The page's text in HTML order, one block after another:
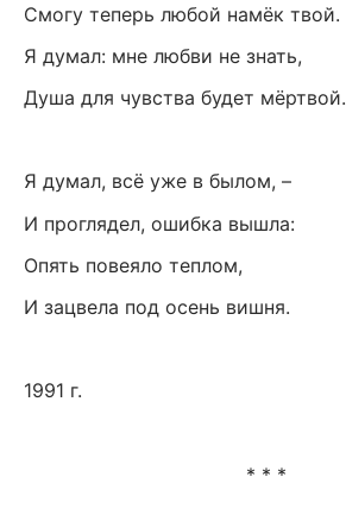
Смогу теперь любой намёк твой.
Я думал: мне любви не знать,
Душа для чувства будет мёртвой.
Я думал, всё уже в былом, –
И проглядел, ошибка вышла:
Опять повеяло теплом,
И зацвела под осень вишня.
1991 г.
* * *